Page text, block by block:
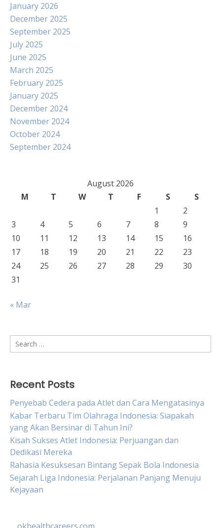
January 2026
December 2025
September 2025
July 2025
June 2025
March 2025
February 2025
January 2025
December 2024
November 2024
October 2024
September 2024
August 2026
M
T W T F S
S
1
2
3
4 5 6 7 8
9
10
11 12 13 14 15
16
17
18 19 20 21 22
23
24
25 26 27 28 29
30
31
« Mar
Search
for:
Recent Posts
Penyebab Cedera pada Atlet dan Cara Mengatasinya
Kabar Terbaru Tim Olahraga Indonesia: Siapakah
yang Akan Bersinar di Tahun Ini?
Kisah Sukses Atlet Indonesia: Perjuangan dan
Dedikasi Mereka
Rahasia Kesuksesan Bintang Sepak Bola Indonesia
Sejarah Liga Indonesia: Perjalanan Panjang Menuju
Kejayaan